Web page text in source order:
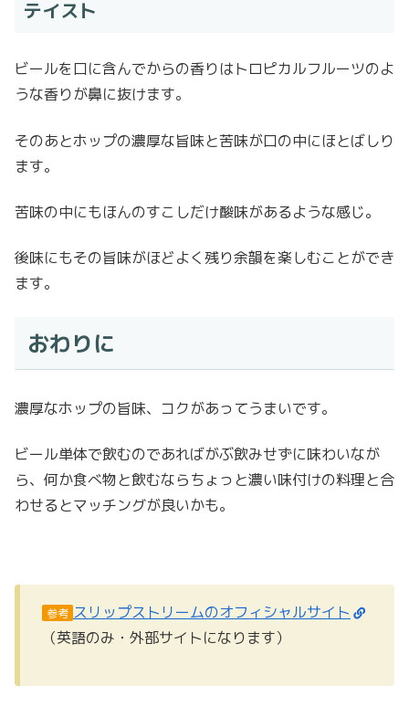
テイスト
ビールを口に含んでからの香りはトロピカルフルーツのよ
うな香りが鼻に抜けます。
そのあとホップの濃厚な旨味と苦味が口の中にほとばしり
ます。
苦味の中にもほんのすこしだけ酸味があるような感じ。
後味にもその旨味がほどよく残り余韻を楽しむことができ
ます。
おわりに
濃厚なホップの旨味、コクがあってうまいです。
ビール単体で飲むのであればがぶ飲みせずに味わいなが
ら、何か食べ物と飲むならちょっと濃い味付けの料理と合
わせるとマッチングが良いかも。
参考 スリップストリームのオフィシャルサイト
（英語のみ・外部サイトになります）